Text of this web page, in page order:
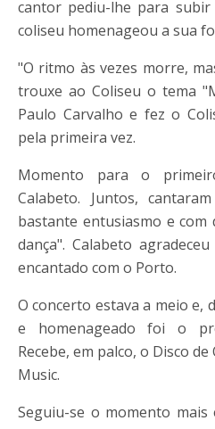
cantor pediu-lhe para
coliseu homenageou a sua
"O ritmo às vezes morre,
trouxe ao Coliseu o tema
Paulo Carvalho e fez o
pela primeira vez.
Momento para o
Calabeto. Juntos,
bastante entusiasmo e
dança". Calabeto
encantado com o Porto.
O concerto estava a meio e,
e homenageado foi o
Recebe, em palco, o Disco
Music.
Seguiu-se o momento